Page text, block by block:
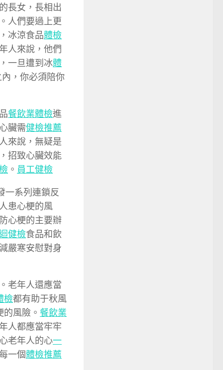
長女，長相出
人們要過上更
冰涼食品體檢
人來說，他們
一旦遭到冰體
，你必須陪你
餐飲業體檢進
臟需健檢推薦
來說，無疑是
招致心臟效能
。 員工健檢
一系列連鎖反
患心梗的風
心梗的主要辦
健檢食品和飲
嚴寒安慰對身
老年人還應當
檢都有助于秋風
風險。 餐飲業
人都應當牢牢
老年人的心一
一個體檢推薦